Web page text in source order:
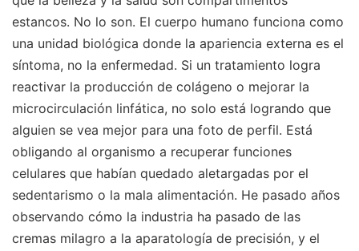
estancos. No lo son. El cuerpo humano funciona como
una unidad biológica donde la apariencia externa es el
síntoma, no la enfermedad. Si un tratamiento logra
reactivar la producción de colágeno o mejorar la
microcirculación linfática, no solo está logrando que
alguien se vea mejor para una foto de perfil. Está
obligando al organismo a recuperar funciones
celulares que habían quedado aletargadas por el
sedentarismo o la mala alimentación. He pasado años
observando cómo la industria ha pasado de las
cremas milagro a la aparatología de precisión, y el